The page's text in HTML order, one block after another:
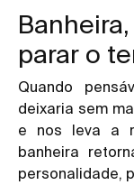
parar o
Quando
deixaria sem
e nos leva a
banheira
personalidade,